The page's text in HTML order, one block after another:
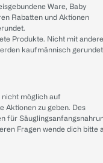
Ware, Baby
Rabatten und Aktionen
Produkte. Nicht mit
kaufmännisch
nicht möglich auf
Aktionen zu geben. Des
für
Fragen wende dich bitte